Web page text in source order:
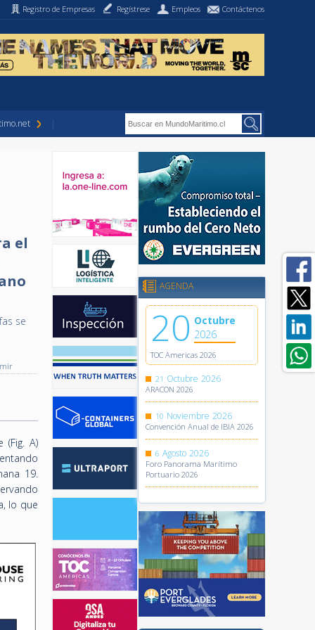
Registro de Empresas Regístrese Empleos Contáctenos
el
se
A)
19.
lo que
AGENDA
20 Octubre
2026
TOC Americas 2026
21 Octubre 2026
ARACON 2026
10 Noviembre 2026
Convención Anual de IBIA 2026
6 Agosto 2026
Foro Panorama Marítimo
Portuario 2026